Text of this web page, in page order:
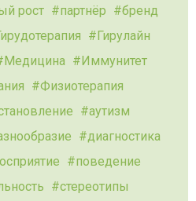
рост
партнёр
бренд
Гирулайн
Медицина
Иммунитет
Физиотерапия
аутизм
диагностика
поведение
стереотипы